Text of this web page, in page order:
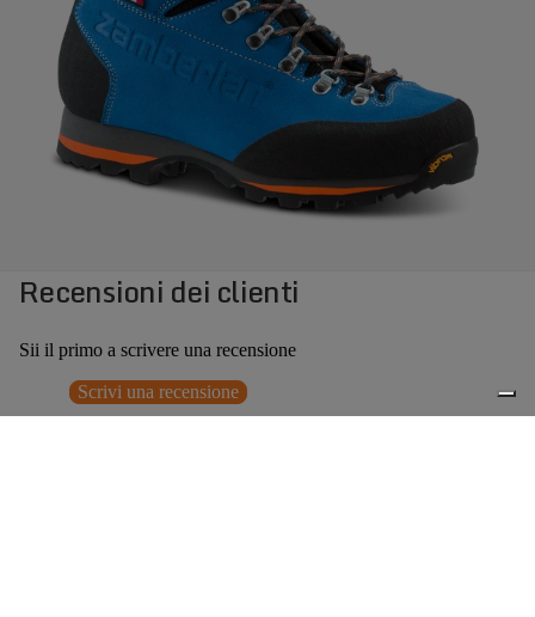
Recensioni dei clienti
Sii il primo a scrivere una recensione
Scrivi una recensione